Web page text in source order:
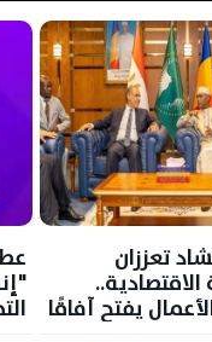
تعززان
الاقتصادية..
يفتح آفاقًا